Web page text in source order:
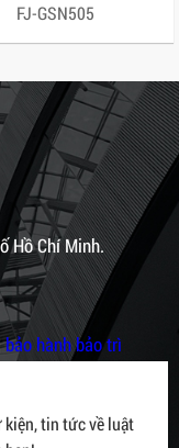
FJ-GSN505
Hồ Chí Minh.
bảo hành bảo trì
tin tức về luật